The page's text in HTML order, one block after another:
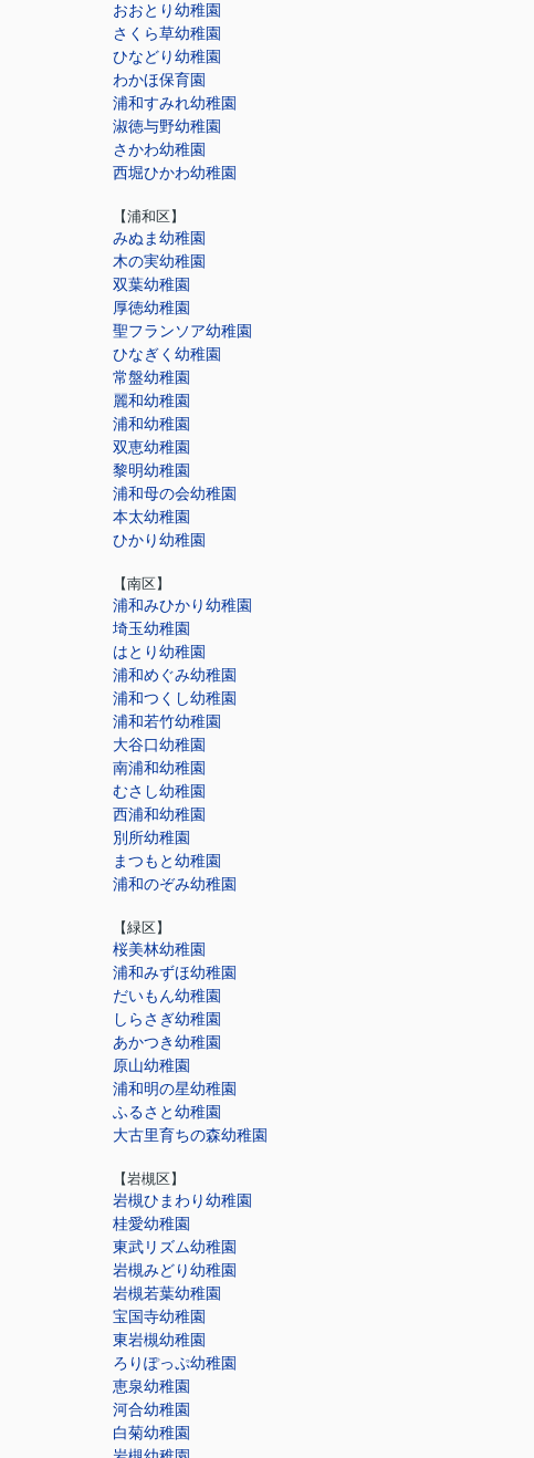
おおとり幼稚園
さくら草幼稚園
ひなどり幼稚園
わかほ保育園
浦和すみれ幼稚園
淑徳与野幼稚園
さかわ幼稚園
西堀ひかわ幼稚園
【浦和区】
みぬま幼稚園
木の実幼稚園
双葉幼稚園
厚徳幼稚園
聖フランソア幼稚園
ひなぎく幼稚園
常盤幼稚園
麗和幼稚園
浦和幼稚園
双恵幼稚園
黎明幼稚園
浦和母の会幼稚園
本太幼稚園
ひかり幼稚園
【南区】
浦和みひかり幼稚園
埼玉幼稚園
はとり幼稚園
浦和めぐみ幼稚園
浦和つくし幼稚園
浦和若竹幼稚園
大谷口幼稚園
南浦和幼稚園
むさし幼稚園
西浦和幼稚園
別所幼稚園
まつもと幼稚園
浦和のぞみ幼稚園
【緑区】
桜美林幼稚園
浦和みずほ幼稚園
だいもん幼稚園
しらさぎ幼稚園
あかつき幼稚園
原山幼稚園
浦和明の星幼稚園
ふるさと幼稚園
大古里育ちの森幼稚園
【岩槻区】
岩槻ひまわり幼稚園
桂愛幼稚園
東武リズム幼稚園
岩槻みどり幼稚園
岩槻若葉幼稚園
宝国寺幼稚園
東岩槻幼稚園
ろりぽっぷ幼稚園
恵泉幼稚園
河合幼稚園
白菊幼稚園